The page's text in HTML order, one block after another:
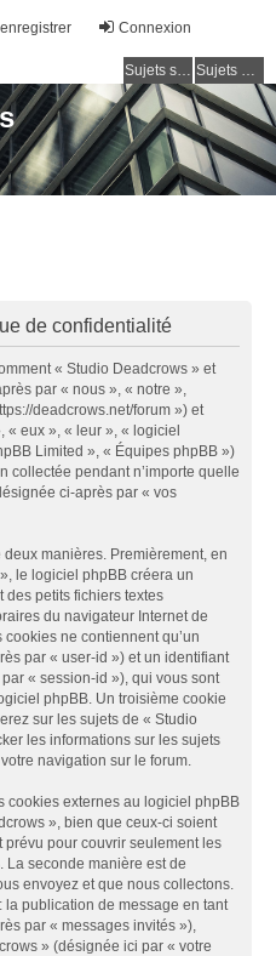
Connexion
Sujets sans réponse Sujets actifs
de confidentialité
« Studio Deadcrows » et
par « nous », « notre »,
deadcrows.net/forum ») et
« eux », « leur », « logiciel
Limited », « Équipes phpBB »)
collectée pendant n’importe quelle
ci-après par « vos
manières. Premièrement, en
le logiciel phpBB créera un
des petits fichiers textes
du navigateur Internet de
ne contiennent qu’un
par « user-id ») et un identifiant
« session-id »), qui vous sont
phpBB. Un troisième cookie
sur les sujets de « Studio
les informations sur les sujets
navigation sur le forum.
cookies externes au logiciel phpBB
», bien que ceux-ci soient
pour couvrir seulement les
seconde manière est de
envoyez et que nous collectons.
la publication de message en tant
par « messages invités »),
» (désignée ici par « votre